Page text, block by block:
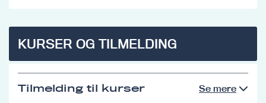
KURSER OG TILMELDING
Tilmelding til kurser Se mere